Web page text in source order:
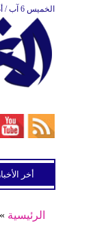
الخميس 6 آب / أغسطس 2026
القبض على متهمأخر الأخبار
الرئيسية »